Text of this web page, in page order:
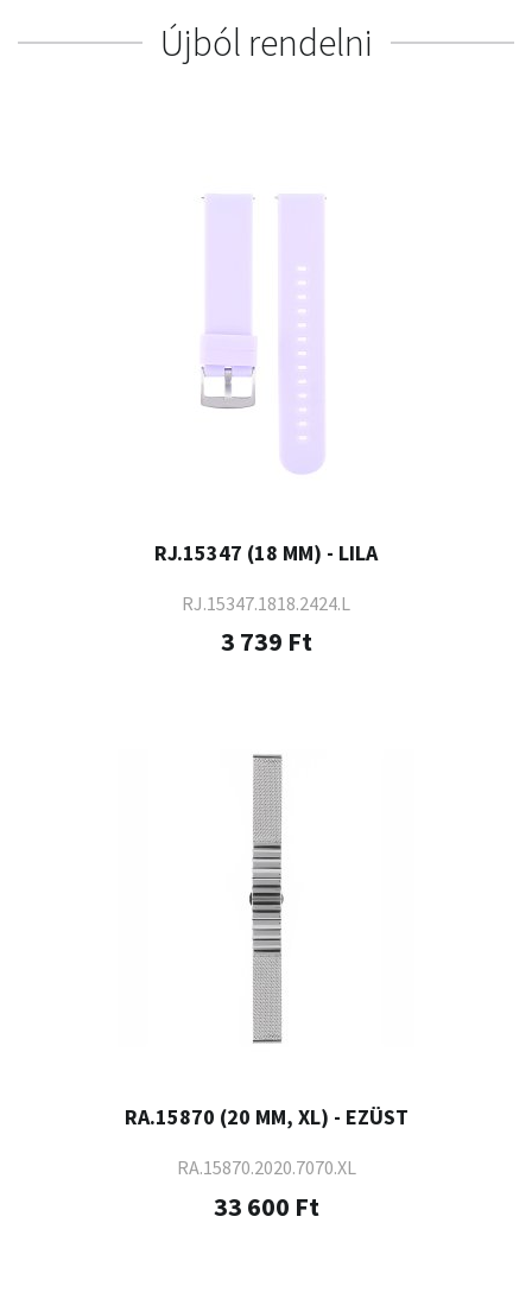
Újból rendelni
RJ.15347 (18 MM) - LILA
RJ.15347.1818.2424.L
3 739 Ft
RA.15870 (20 MM, XL) - EZÜST
RA.15870.2020.7070.XL
33 600 Ft